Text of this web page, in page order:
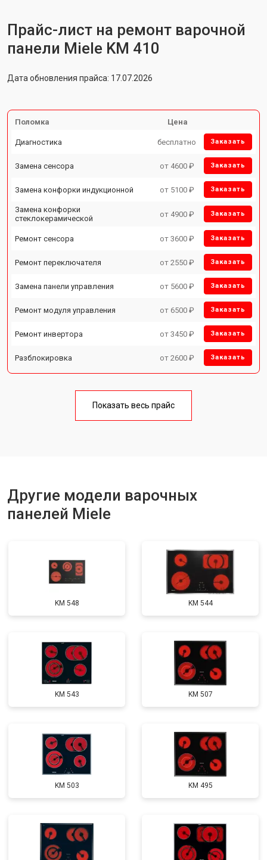
Прайс-лист на ремонт варочной
панели Miele KM 410
Дата обновления прайса: 17.07.2026
Поломка Цена
Диагностика бесплатно Заказать
Замена сенсора от 4600 ₽ Заказать
Замена конфорки индукционной от 5100 ₽ Заказать
Замена конфорки
стеклокерамической
от 4900 ₽ Заказать
Ремонт сенсора от 3600 ₽ Заказать
Ремонт переключателя от 2550 ₽ Заказать
Замена панели управления от 5600 ₽ Заказать
Ремонт модуля управления от 6500 ₽ Заказать
Ремонт инвертора от 3450 ₽ Заказать
Разблокировка от 2600 ₽ Заказать
Показать весь прайс
Другие модели варочных
панелей Miele
KM 548 KM 544
KM 543 KM 507
KM 503 KM 495